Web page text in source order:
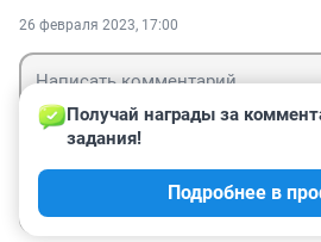
26 февраля 2023, 17:00
Получай награды за
задания!
Подробнее в